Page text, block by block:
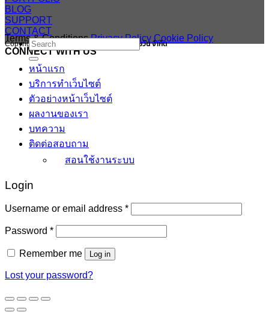
BLOG
SUPPORT
CONTACT
CONNECT WITH US
Copyright 2026 © สงวนสิทธิ บริษัทสมายสบายวัน จำกัด
Terms & Conditions Privacy Policy Cookie Policy
Search
for:
หน้าแรก
บริการทำเว็บไซต์
ตัวอย่างหน้าเว็บไซต์
ผลงานของเรา
บทความ
ติดต่อสอบถาม
สอนใช้งานระบบ
Login
Username or email address *Required
Password *Required
Remember me Log in
Lost your password?